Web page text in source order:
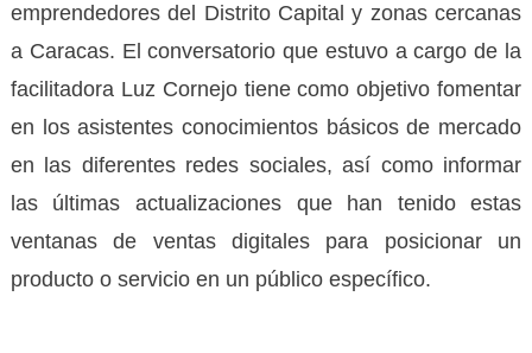
emprendedores del Distrito Capital y zonas cercanas
a Caracas. El conversatorio que estuvo a cargo de la
facilitadora Luz Cornejo tiene como objetivo fomentar
en los asistentes conocimientos básicos de mercado
en las diferentes redes sociales, así como informar
las últimas actualizaciones que han tenido estas
ventanas de ventas digitales para posicionar un
producto o servicio en un público específico.